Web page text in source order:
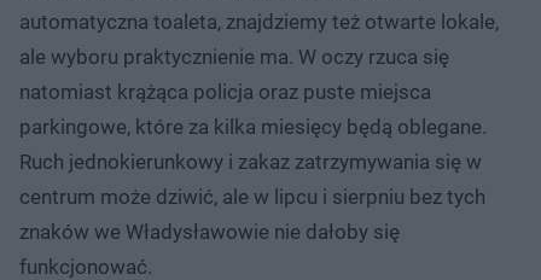
automatyczna toaleta, znajdziemy też otwarte lokale,
ale wyboru praktycznienie ma. W oczy rzuca się
natomiast krążąca policja oraz puste miejsca
parkingowe, które za kilka miesięcy będą oblegane.
Ruch jednokierunkowy i zakaz zatrzymywania się w
centrum może dziwić, ale w lipcu i sierpniu bez tych
znaków we Władysławowie nie dałoby się
funkcjonować.